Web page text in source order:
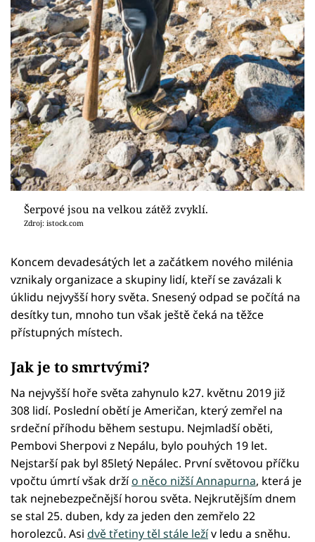
Šerpové jsou na velkou zátěž zvyklí.
Zdroj: istock.com
Koncem devadesátých let a začátkem nového milénia
vznikaly organizace a skupiny lidí, kteří se zavázali k
úklidu nejvyšší hory světa. Snesený odpad se počítá na
desítky tun, mnoho tun však ještě čeká na těžce
přístupných místech.
Jak je to smrtvými?
Na nejvyšší hoře světa zahynulo k27. květnu 2019 již
308 lidí. Poslední obětí je Američan, který zemřel na
srdeční příhodu během sestupu. Nejmladší oběti,
Pembovi Sherpovi z Nepálu, bylo pouhých 19 let.
Nejstarší pak byl 85letý Nepálec. První světovou příčku
vpočtu úmrtí však držío něco nižší Annapurna, která je
tak nejnebezpečnější horou světa. Nejkrutějším dnem
se stal 25. duben, kdy za jeden den zemřelo 22
horolezců. Asi dvě třetiny těl stále ležív ledu a sněhu.